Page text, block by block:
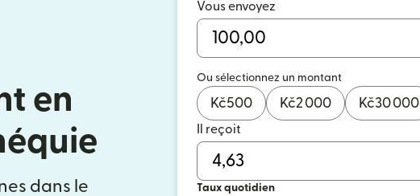
en
dans le
Vous envoyez
Ou sélectionnez un montant
Kč500 Kč2 000 Kč30 000
Il reçoit
Taux quotidien